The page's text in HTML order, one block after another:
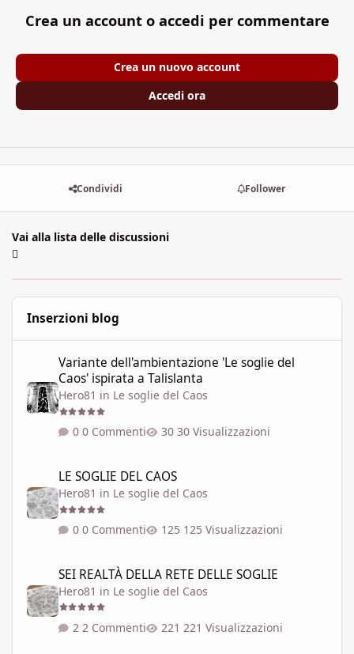
Crea un account o accedi per commentare
Crea un nuovo account
Accedi ora
Condividi Follower
Vai alla lista delle discussioni
Inserzioni blog
Variante dell'ambientazione 'Le soglie del
Caos' ispirata a Talislanta
Hero81 in Le soglie del Caos
0 Commenti 30 Visualizzazioni
LE SOGLIE DEL CAOS
Hero81 in Le soglie del Caos
0 Commenti 125 Visualizzazioni
SEI REALTÀ DELLA RETE DELLE SOGLIE
Hero81 in Le soglie del Caos
2 Commenti 221 Visualizzazioni